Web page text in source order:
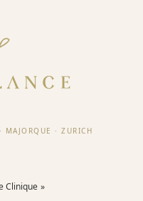
· MAJORQUE · ZURICH
Clinique